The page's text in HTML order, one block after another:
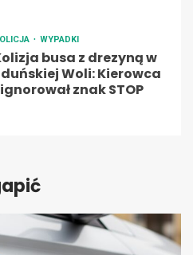
WYPADKI
busa z drezyną w
Woli: Kierowca
znak STOP